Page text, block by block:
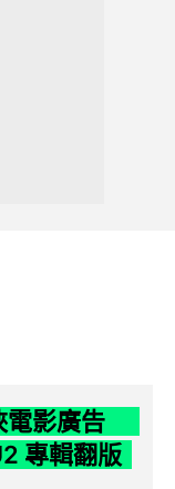
電影廣告
專輯翻版